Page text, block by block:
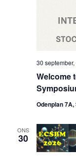
Welcome
30 september,
Odenplan
ONS
30